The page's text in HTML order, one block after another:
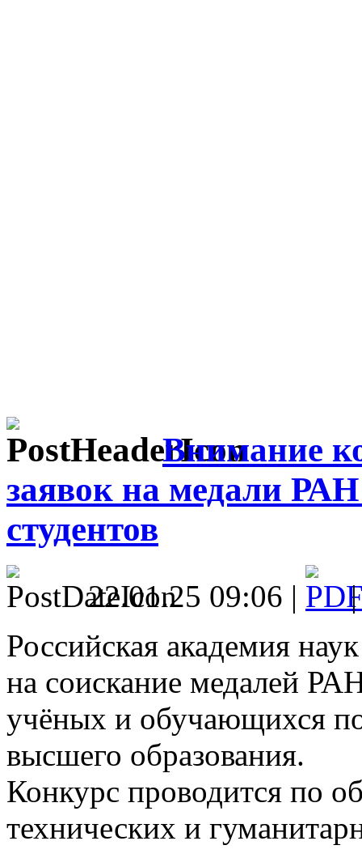
Внимание
заявок на медали
студентов
22.01.25 09:06 |
Российская академия
на соискание медалей
учёных и обучающихся
высшего образования.
Конкурс проводится по
технических и